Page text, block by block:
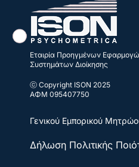
Εταιρία Προηγμένων
Συστημάτων Διοίκησης
ⓒ Copyright ISON 2025
ΑΦΜ 095407750
Γενικού Εμπορικού
Δήλωση Πολιτικής